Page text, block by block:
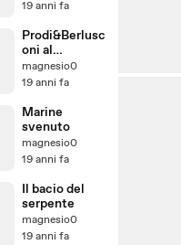
19 anni fa
Prodi&Berlusc
oni al
bagaglino
magnesio0
19 anni fa
Marine
svenuto
magnesio0
19 anni fa
Il bacio del
serpente
magnesio0
19 anni fa